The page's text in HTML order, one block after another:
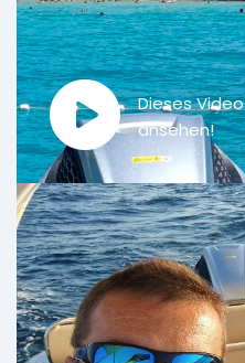
Dieses Video
ansehen!